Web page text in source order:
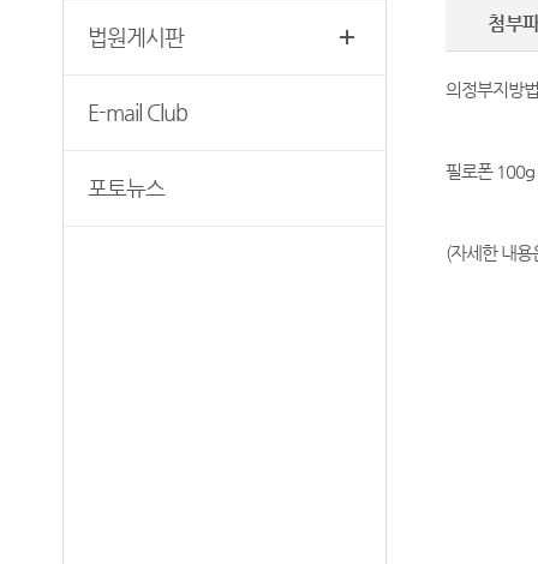
청사안내
장애인·외국인 등의 접근 및
법원게시판
E-mail Club
포토뉴스
첨부
의정부지방
필로폰 100g
(자세한 내